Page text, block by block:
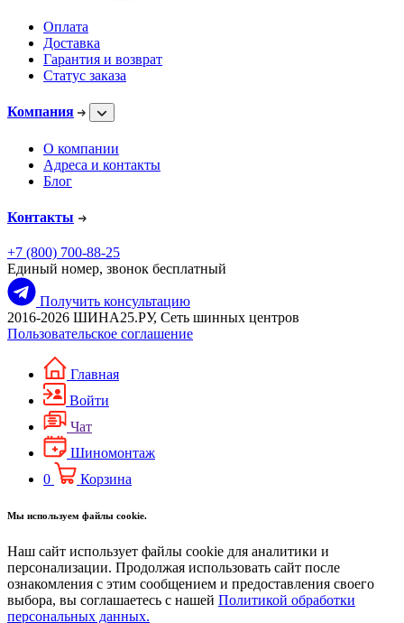
Оплата
Доставка
Гарантия и возврат
Статус заказа
Компания
О компании
Адреса и контакты
Блог
Контакты
+7 (800) 700-88-25
Единый номер, звонок бесплатный
Получить консультацию
2016-2026 ШИНА25.РУ, Сеть шинных центров
Пользовательское соглашение
Главная
Войти
Чат
Шиномонтаж
0
Корзина
Мы используем файлы cookie.
Наш сайт использует файлы cookie для аналитики и
персонализации. Продолжая использовать сайт после
ознакомления с этим сообщением и предоставления своего
выбора, вы соглашаетесь с нашей Политикой обработки
персональных данных.